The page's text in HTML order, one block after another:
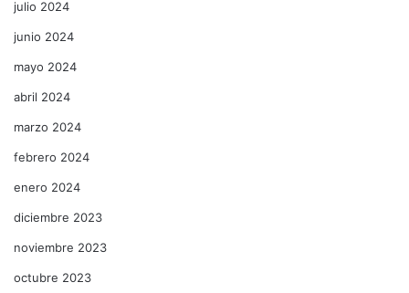
julio 2024
junio 2024
mayo 2024
abril 2024
marzo 2024
febrero 2024
enero 2024
diciembre 2023
noviembre 2023
octubre 2023